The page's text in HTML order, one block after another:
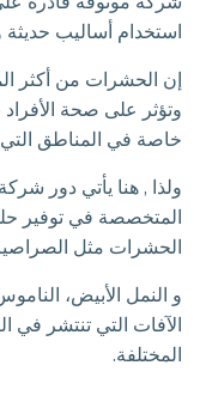
استخدام أساليب حديثة
إن الحشرات من أكثر
وتؤثر على صحة
خاصة في المناطق التي
ولذا , هنا يأتي دور
المتخصصة في توفير
الحشرات مثل
و النمل الأبيض،
الآفات التي تنتشر في
المختلفة.